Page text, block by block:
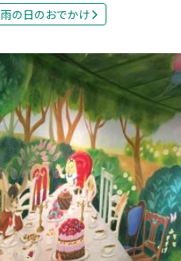
雨の日のおでかけ